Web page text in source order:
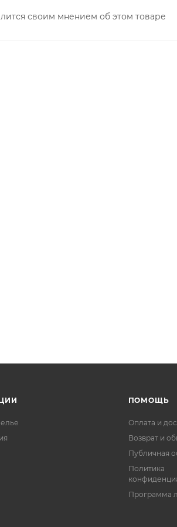
своим мнением об этом товаре
ПОМОЩЬ
Оплата и
Возврат и
Публичная
Политика
Программа